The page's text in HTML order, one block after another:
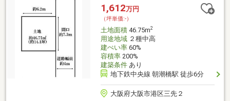
1,612万円
（坪単価:-）
土地面積46.75m2
用途地域２種中高
建ぺい率60%
容積率200%
建築条件あり
地下鉄中央線 朝潮橋駅 徒歩6分
大阪府大阪市港区三先２